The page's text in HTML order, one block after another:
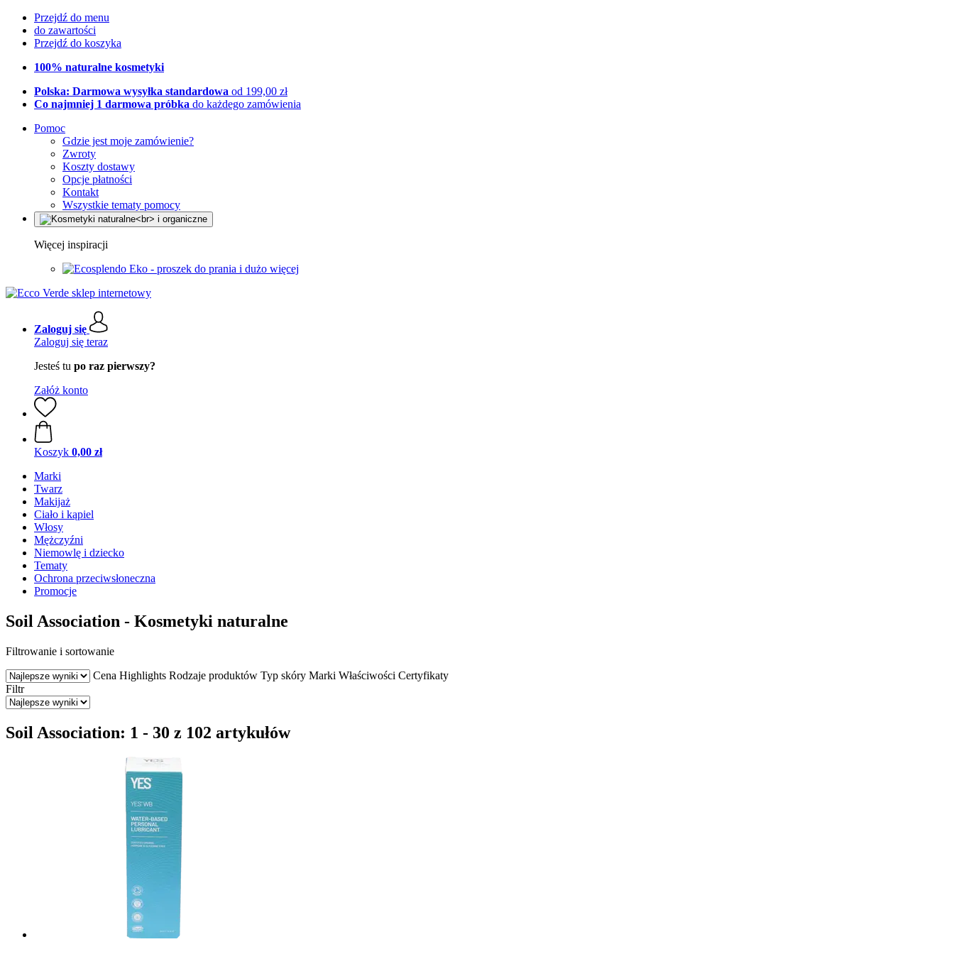
Przejdź do menu
do zawartości
Przejdź do koszyka
100% naturalne kosmetyki
Polska: Darmowa wysyłka standardowa od 199,00 zł
Co najmniej 1 darmowa próbka do każdego zamówienia
Pomoc
Gdzie jest moje zamówienie?
Zwroty
Koszty dostawy
Opcje płatności
Kontakt
Wszystkie tematy pomocy
Więcej inspiracji
Eko - proszek do prania i dużo więcej
Zaloguj się
Zaloguj się teraz
Jesteś tu po raz pierwszy?
Załóż konto
Koszyk 0,00 zł
Marki
Twarz
Makijaż
Ciało i kąpiel
Włosy
Mężczyźni
Niemowlę i dziecko
Tematy
Ochrona przeciwsłoneczna
Promocje
Soil Association - Kosmetyki naturalne
Filtrowanie i sortowanie
Cena Highlights Rodzaje produktów Typ skóry Marki Właściwości Certyfikaty
Filtr
Soil Association: 1 - 30 z 102 artykułów